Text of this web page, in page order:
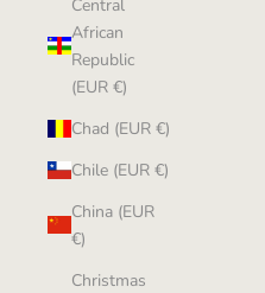
Central
African
Republic
(EUR €)
Chad (EUR €)
Chile (EUR €)
China (EUR
€)
Christmas